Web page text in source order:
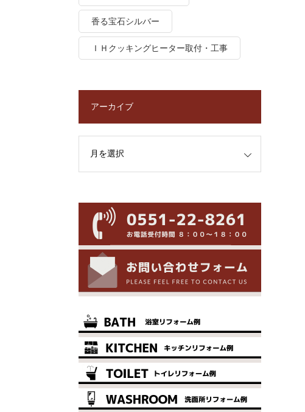
香る宝石シルバー
ＩＨクッキングヒーター取付・工事
アーカイブ